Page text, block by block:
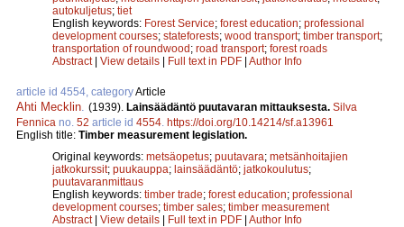
autokuljetus; tiet
English keywords: Forest Service; forest education; professional
development courses; stateforests; wood transport; timber transport;
transportation of roundwood; road transport; forest roads
Abstract| View details | Full text in PDF | Author Info
article id 4554, categoryArticle
Ahti Mecklin (1939). Lainsäädäntö puutavaran mittauksesta. Silva
Fennica no. 52 article id 4554 https://doi.org/10.14214/sf.a13961
English title: Timber measurement legislation.
Original keywords: metsäopetus; puutavara; metsänhoitajien
jatkokurssit; puukauppa; lainsäädäntö; jatkokoulutus;
puutavaranmittaus
English keywords: timber trade; forest education; professional
development courses; timber sales; timber measurement
Abstract| View details | Full text in PDF | Author Info